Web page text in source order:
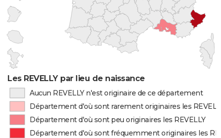
Les REVELLY par lieu de naissance
Aucun REVELLY n'est originaire de ce département
Département d'où sont rarement originaires les
Département d'où sont peu originaires les REVELLY
Département d'où sont fréquemment originaires les